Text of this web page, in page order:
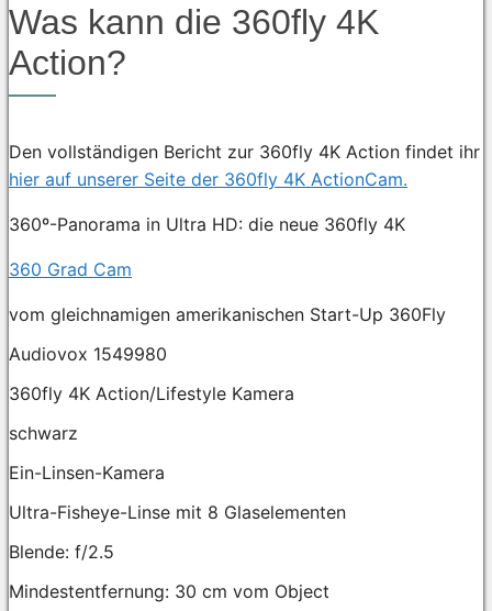
Was kann die 360fly 4K
Action?
Den vollständigen Bericht zur 360fly 4K Action findet ihr
hier auf unserer Seite der 360fly 4K ActionCam.
360º-Panorama in Ultra HD: die neue 360fly 4K
360 Grad Cam
vom gleichnamigen amerikanischen Start-Up 360Fly
Audiovox 1549980
360fly 4K Action/Lifestyle Kamera
schwarz
Ein-Linsen-Kamera
Ultra-Fisheye-Linse mit 8 Glaselementen
Blende: f/2.5
Mindestentfernung: 30 cm vom Object